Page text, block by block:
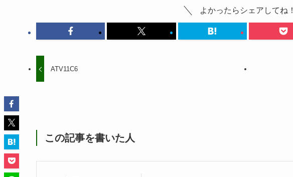
よかったらシェアしてね！
ATV11C6
この記事を書いた人